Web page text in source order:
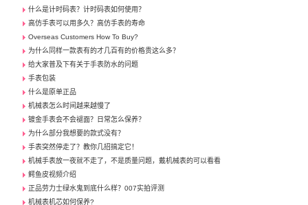
什么是计时码表？计时码表如何使用？
高仿手表可以用多久？高仿手表的寿命
Overseas Customers How To Buy?
为什么同样一款表有的才几百有的价格贵这么多？
给大家普及下有关于手表防水的问题
手表包装
什么是原单正品
机械表怎么时间越来越慢了
镀金手表会不会褪面？日常怎么保养？
为什么部分我想要的款式没有？
手表突然停走了？教你几招搞定它！
机械手表放一夜就不走了，不是质量问题，戴机械表的可以看看
鳄鱼皮视频介绍
正品劳力士绿水鬼到底什么样？007实拍评测
机械表机芯如何保养?